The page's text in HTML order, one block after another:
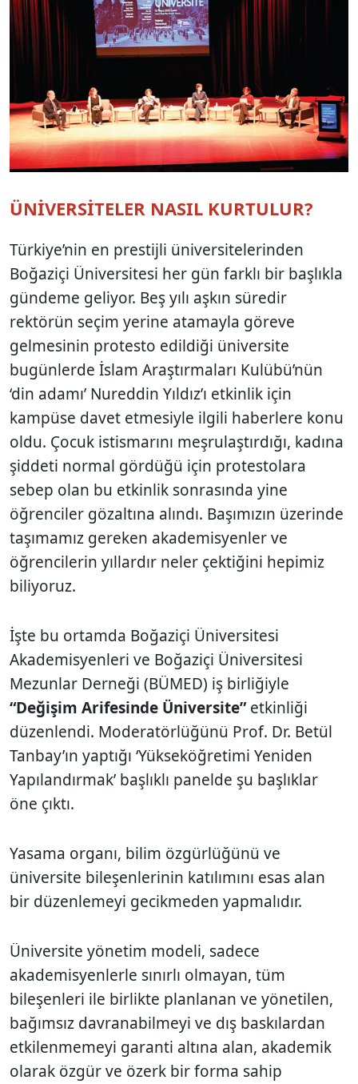
ÜNİVERSİTELER NASIL KURTULUR?
Türkiye’nin en prestijli üniversitelerinden
Boğaziçi Üniversitesi her gün farklı bir başlıkla
gündeme geliyor. Beş yılı aşkın süredir
rektörün seçim yerine atamayla göreve
gelmesinin protesto edildiği üniversite
bugünlerde İslam Araştırmaları Kulübü’nün
‘din adamı’ Nureddin Yıldız’ı etkinlik için
kampüse davet etmesiyle ilgili haberlere konu
oldu. Çocuk istismarını meşrulaştırdığı, kadına
şiddeti normal gördüğü için protestolara
sebep olan bu etkinlik sonrasında yine
öğrenciler gözaltına alındı. Başımızın üzerinde
taşımamız gereken akademisyenler ve
öğrencilerin yıllardır neler çektiğini hepimiz
biliyoruz.
İşte bu ortamda Boğaziçi Üniversitesi
Akademisyenleri ve Boğaziçi Üniversitesi
Mezunlar Derneği (BÜMED) iş birliğiyle
“Değişim Arifesinde Üniversite”etkinliği
düzenlendi. Moderatörlüğünü Prof. Dr. Betül
Tanbay’ın yaptığı ‘Yükseköğretimi Yeniden
Yapılandırmak’ başlıklı panelde şu başlıklar
öne çıktı.
Yasama organı, bilim özgürlüğünü ve
üniversite bileşenlerinin katılımını esas alan
bir düzenlemeyi gecikmeden yapmalıdır.
Üniversite yönetim modeli, sadece
akademisyenlerle sınırlı olmayan, tüm
bileşenleri ile birlikte planlanan ve yönetilen,
bağımsız davranabilmeyi ve dış baskılardan
etkilenmemeyi garanti altına alan, akademik
olarak özgür ve özerk bir forma sahip